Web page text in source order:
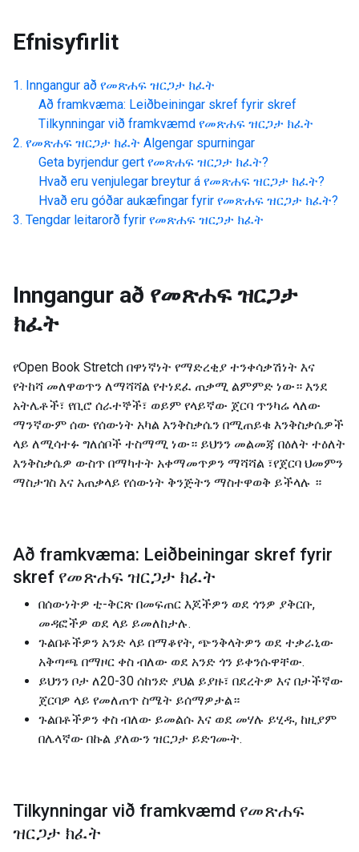
Efnisyfirlit
Inngangur að የመጽሐፍ ዝርጋታ ክፈት
Að framkvæma: Leiðbeiningar skref fyrir skref
Tilkynningar við framkvæmd የመጽሐፍ ዝርጋታ ክፈት
የመጽሐፍ ዝርጋታ ክፈት Algengar spurningar
Geta byrjendur gert የመጽሐፍ ዝርጋታ ክፈት?
Hvað eru venjulegar breytur á የመጽሐፍ ዝርጋታ ክፈት?
Hvað eru góðar aukæfingar fyrir የመጽሐፍ ዝርጋታ ክፈት?
Tengdar leitarorð fyrir የመጽሐፍ ዝርጋታ ክፈት
Inngangur að የመጽሐፍ ዝርጋታ
ክፈት
የOpen Book Stretch በዋነኛነት የማድረቂያ ተንቀሳቃሽነት እና
የትከሻ መለዋወጥን ለማሻሻል የተነደፈ ጠቃሚ ልምምድ ነው። እንደ
አትሌቶች፣ የቢሮ ሰራተኞች፣ ወይም የላይኛው ጀርባ ጥንካሬ ላለው
ማንኛውም ሰው የሰውነት አካል እንቅስቃሴን በሚጠይቁ እንቅስቃሴዎች
ላይ ለሚሳተፉ ግለሰቦች ተስማሚ ነው። ይህንን መልመጃ በዕለት ተዕለት
እንቅስቃሴዎ ውስጥ በማካተት አቀማመጥዎን ማሻሻል ፣የጀርባ ህመምን
ማስታገስ እና አጠቃላይ የሰውነት ቅንጅትን ማስተዋወቅ ይችላሉ ።
Að framkvæma: Leiðbeiningar skref fyrir
skref የመጽሐፍ ዝርጋታ ክፈት
በሰውነትዎ ቲ-ቅርጽ በመፍጠር እጆችዎን ወደ ጎንዎ ያቅርቡ,
መዳፎችዎ ወደ ላይ ይመለከታሉ.
ጉልበቶችዎን አንድ ላይ በማቆየት, ጭንቅላትዎን ወደ ተቃራኒው
አቅጣጫ በማዞር ቀስ ብለው ወደ አንድ ጎን ይቀንሱዋቸው.
ይህንን ቦታ ለ20-30 ሰከንድ ያህል ይያዙ፣ በደረትዎ እና በታችኛው
ጀርባዎ ላይ የመለጠጥ ስሜት ይሰማዎታል።
ጉልበቶችዎን ቀስ ብለው ይመልሱ እና ወደ መሃሉ ይሂዱ, ከዚያም
በሌላኛው በኩል ያለውን ዝርጋታ ይድገሙት.
Tilkynningar við framkvæmd የመጽሐፍ
ዝርጋታ ክፈት